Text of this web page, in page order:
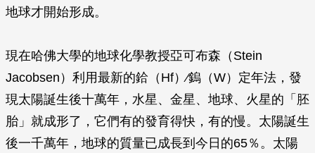
地球才開始形成。
現在哈佛大學的地球化學教授亞可布森（Stein
Jacobsen）利用最新的鉿（Hf）∕鎢（W）定年法，發
現太陽誕生後十萬年，水星、金星、地球、火星的「胚
胎」就成形了，它們有的發育得快，有的慢。太陽誕生
後一千萬年，地球的質量已成長到今日的65％。太陽